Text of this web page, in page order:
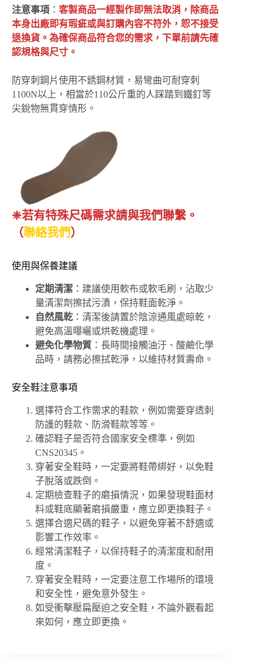
注意事項 ： 客製商品一經製作即無法取消，除商品
本身出廠即有瑕疵或與訂購內容不符外，恕不接受
退換貨。為確保商品符合您的需求，下單前請先確
認規格與尺寸。
防穿刺鋼片使用不銹鋼材質，易彎曲可耐穿刺
1100N以上，相當於110公斤重的人踩踏到鐵釘等
尖銳物無貫穿情形。
❈若有特殊尺碼需求請與我們聯繫。
（聯絡我們）
使用與保養建議
定期清潔 ：建議使用軟布或軟毛刷，沾取少
量清潔劑擦拭污漬，保持鞋面乾淨。
自然風乾 ：清潔後請置於陰涼通風處晾乾，
避免高溫曝曬或烘乾機處理。
避免化學物質 ：長時間接觸油汙、酸鹼化學
品時，請務必擦拭乾淨，以維持材質壽命。
安全鞋注意事項
選擇符合工作需求的鞋款，例如需要穿透刺
防護的鞋款、防滑鞋款等等。
確認鞋子是否符合國家安全標準，例如
CNS20345。
穿著安全鞋時，一定要將鞋帶綁好，以免鞋
子脫落或跌倒。
定期檢查鞋子的磨損情況，如果發現鞋面材
料或鞋底顯著磨損嚴重，應立即更換鞋子。
選擇合適尺碼的鞋子，以避免穿著不舒適或
影響工作效率。
經常清潔鞋子，以保持鞋子的清潔度和耐用
度。
穿著安全鞋時，一定要注意工作場所的環境
和安全性，避免意外發生。
如受衝擊壓扁壓迫之安全鞋，不論外觀看起
來如何，應立即更換。